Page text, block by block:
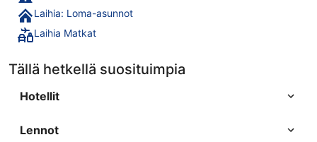
Laihia: Loma-asunnot
Laihia Matkat
Tällä hetkellä suosituimpia
Hotellit
Lennot